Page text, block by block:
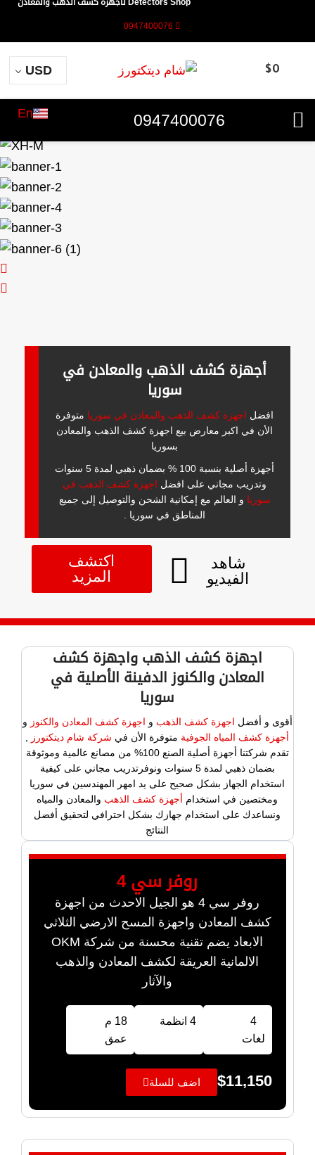
Detectors Shop لأجهزة كشف الذهب والمعادن
0947400076
$0
USD
0947400076
En
أجهزة كشف الذهب والمعادن في
سوريا
افضل اجهزة كشف الذهب والمعادن في سوريا متوفرة
الأن في اكبر معارض بيع اجهزة كشف الذهب والمعادن
بسوريا
أجهزة أصلية بنسبة 100 % بضمان ذهبي لمدة 5 سنوات
وتدريب مجاني على افضل اجهزة كشف الذهب في
سوريا و العالم مع إمكانية الشحن والتوصيل إلى جميع
المناطق في سوريا .
اكتشف
المزيد
شاهد
الفيديو
اجهزة كشف الذهب واجهزة كشف
المعادن والكنوز الدفينة الأصلية في
سوريا
أقوى و أفضل اجهزة كشف الذهب و اجهزة كشف المعادن والكنوز و
أجهزة كشف المياه الجوفية متوفرة الأن في شركة شام ديتكتورز
تقدم شركتنا أجهزة أصلية الصنع 100% من مصانع عالمية وموثوقة
بضمان ذهبي لمدة 5 سنوات ونوفرتدريب مجاني على كيفية
استخدام الجهاز بشكل صحيح على يد امهر المهندسين في سوريا
ومختصين في استخدام أجهزة كشف الذهب والمعادن والمياه
ونساعدك على استخدام جهازك بشكل احترافي لتحقيق أفضل
النتائج
روفر سي 4
روفر سي 4 هو الجيل الاحدث من اجهزة
كشف المعادن واجهزة المسح الارضي الثلاثي
الابعاد يضم تقنية محسنة من شركة OKM
الالمانية العريقة لكشف المعادن والذهب
والآثار
4
لغات
4 انظمة
18 م
عمق
$11,150 اضف للسلة